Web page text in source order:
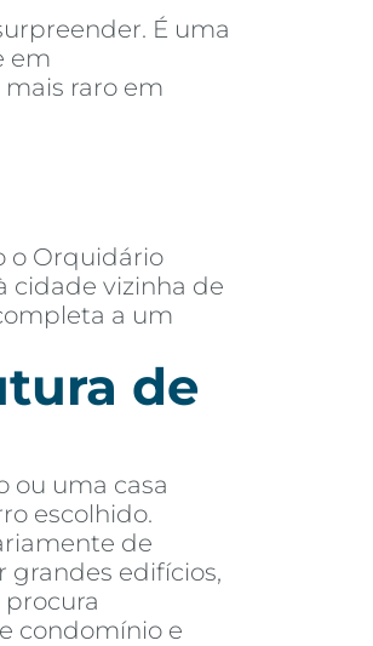
É uma
em
raro em
o Orquidário
cidade vizinha de
a um
de
ou uma casa
escolhido.
de
grandes edifícios,
condomínio e